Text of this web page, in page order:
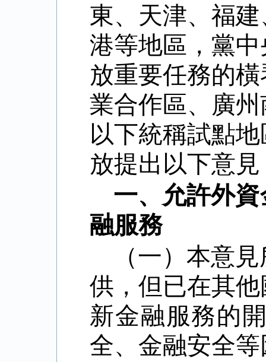
東、天津、福
港等地區，黨
放重要任務的
業合作區、廣
以下統稱試點
放提出以下意見
一、允許外
融服務
（一）本意
供，但已在其
新金融服務的
全、金融安全